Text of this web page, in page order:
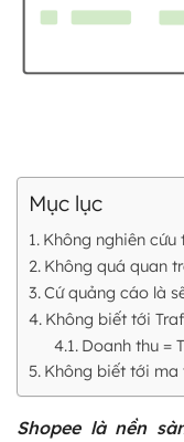
Mục lục
Không nghiên
Không quá quan
Cứ quảng cáo là
Không biết tới
Doanh thu =
Không biết tới ma
Shopee là nền